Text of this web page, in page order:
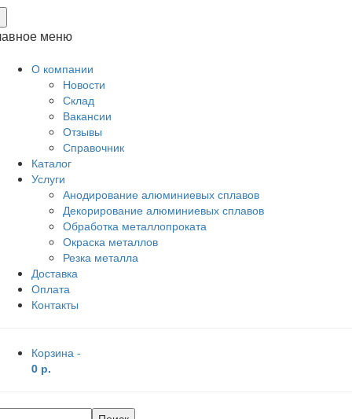
меню
О компании
Новости
Склад
Вакансии
Отзывы
Справочник
Каталог
Услуги
Анодирование алюминиевых сплавов
Декорирование алюминиевых сплавов
Обработка металлопроката
Окраска металлов
Резка металла
Доставка
Оплата
Контакты
Корзина -
0 р.